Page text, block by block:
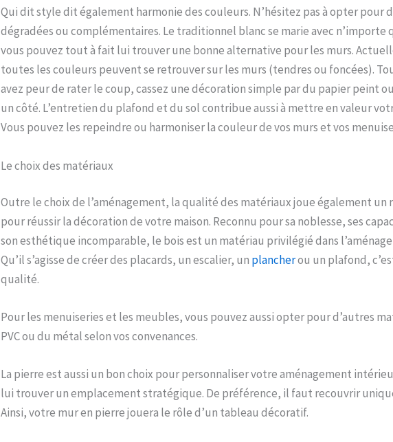
Qui dit style dit également harmonie des couleurs. N’hésitez pas à opter pour
dégradées ou complémentaires. Le traditionnel blanc se marie avec n’importe
vous pouvez tout à fait lui trouver une bonne alternative pour les murs.
toutes les couleurs peuvent se retrouver sur les murs (tendres ou foncées).
avez peur de rater le coup, cassez une décoration simple par du papier peint
un côté. L’entretien du plafond et du sol contribue aussi à mettre en valeur
Vous pouvez les repeindre ou harmoniser la couleur de vos murs et vos
Le choix des matériaux
Outre le choix de l’aménagement, la qualité des matériaux joue également
pour réussir la décoration de votre maison. Reconnu pour sa noblesse, ses
son esthétique incomparable, le bois est un matériau privilégié dans
Qu’il s’agisse de créer des placards, un escalier, un plancherou un plafond,
qualité.
Pour les menuiseries et les meubles, vous pouvez aussi opter pour d’autres
PVC ou du métal selon vos convenances.
La pierre est aussi un bon choix pour personnaliser votre aménagement
lui trouver un emplacement stratégique. De préférence, il faut recouvrir
Ainsi, votre mur en pierre jouera le rôle d’un tableau décoratif.